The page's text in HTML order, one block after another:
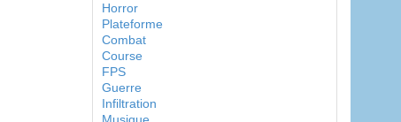
Horror
Plateforme
Combat
Course
FPS
Guerre
Infiltration